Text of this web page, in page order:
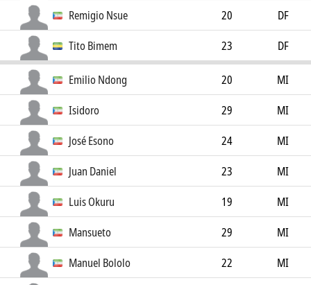
Remigio Nsue
20
DF
Tito Bimem
23 DF
Emilio Ndong 20
MI
Isidoro
29
MI
José Esono
24
MI
Juan Daniel
23
MI
Luis Okuru
19
MI
Mansueto
29
MI
Manuel Bololo
22
MI